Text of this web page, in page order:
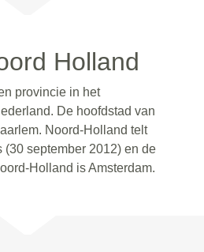
Holland
provincie in het
De hoofdstad van
Noord-Holland telt
(30 september 2012) en de
Holland is Amsterdam.